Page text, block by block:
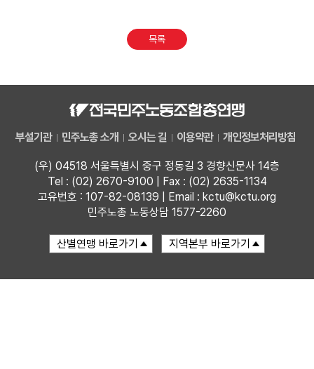
목록
부설기관 민주노총 소개 오시는 길 이용약관 개인정보처리방침
(우) 04518 서울특별시 중구 정동길 3 경향신문사 14층
Tel : (02) 2670-9100 | Fax : (02) 2635-1134
고유번호 : 107-82-08139 | Email : kctu@kctu.org
민주노총 노동상담 1577-2260